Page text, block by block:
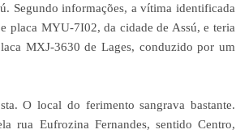
Segundo informações, a vítima identificada
placa MYU-7I02, da cidade de Assú, e teria
MXJ-3630 de Lages, conduzido por um
O local do ferimento sangrava bastante.
rua Eufrozina Fernandes, sentido Centro,